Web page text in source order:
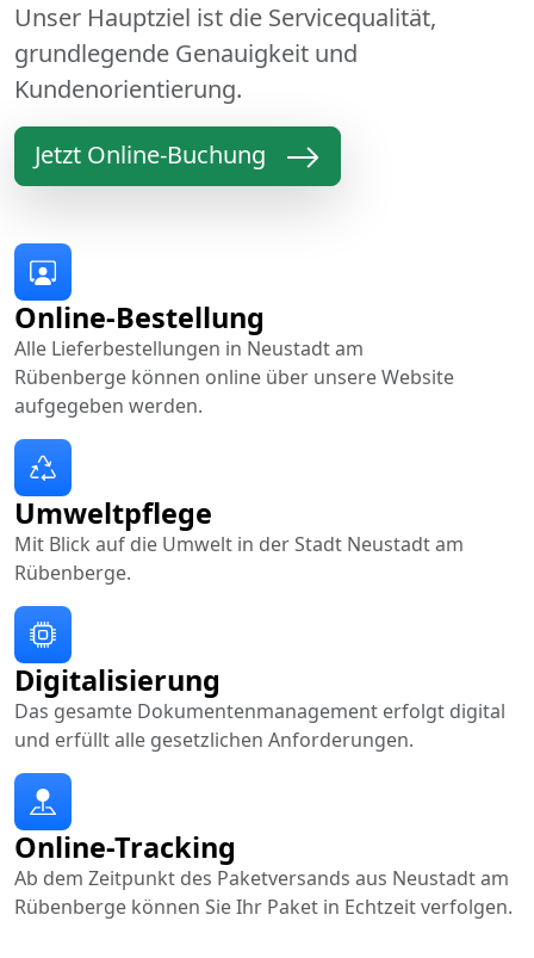
Unser Hauptziel ist die Servicequalität,
grundlegende Genauigkeit und
Kundenorientierung.
Jetzt Online-Buchung
Online-Bestellung
Alle Lieferbestellungen in Neustadt am
Rübenberge können online über unsere Website
aufgegeben werden.
Online-Tracking
Ab dem Zeitpunkt des Paketversands aus Neustadt am
Rübenberge können Sie Ihr Paket in Echtzeit verfolgen.
Digitalisierung
Das gesamte Dokumentenmanagement erfolgt digital
und erfüllt alle gesetzlichen Anforderungen.
Umweltpflege
Mit Blick auf die Umwelt in der Stadt Neustadt am
Rübenberge.